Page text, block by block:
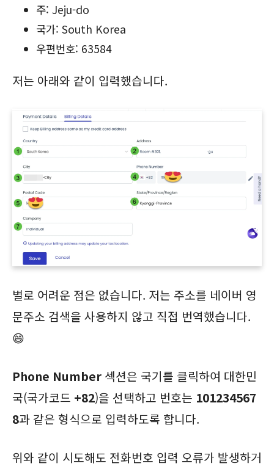
주: Jeju-do
국가: South Korea
우편번호: 63584
저는 아래와 같이 입력했습니다.
별로 어려운 점은 없습니다. 저는 주소를 네이버 영
문주소 검색을 사용하지 않고 직접 번역했습니다.
😄
Phone Number 섹션은 국기를 클릭하여 대한민
국(국가코드 +82)을 선택하고 번호는 101234567
8과 같은 형식으로 입력하도록 합니다.
위와 같이 시도해도 전화번호 입력 오류가 발생하거